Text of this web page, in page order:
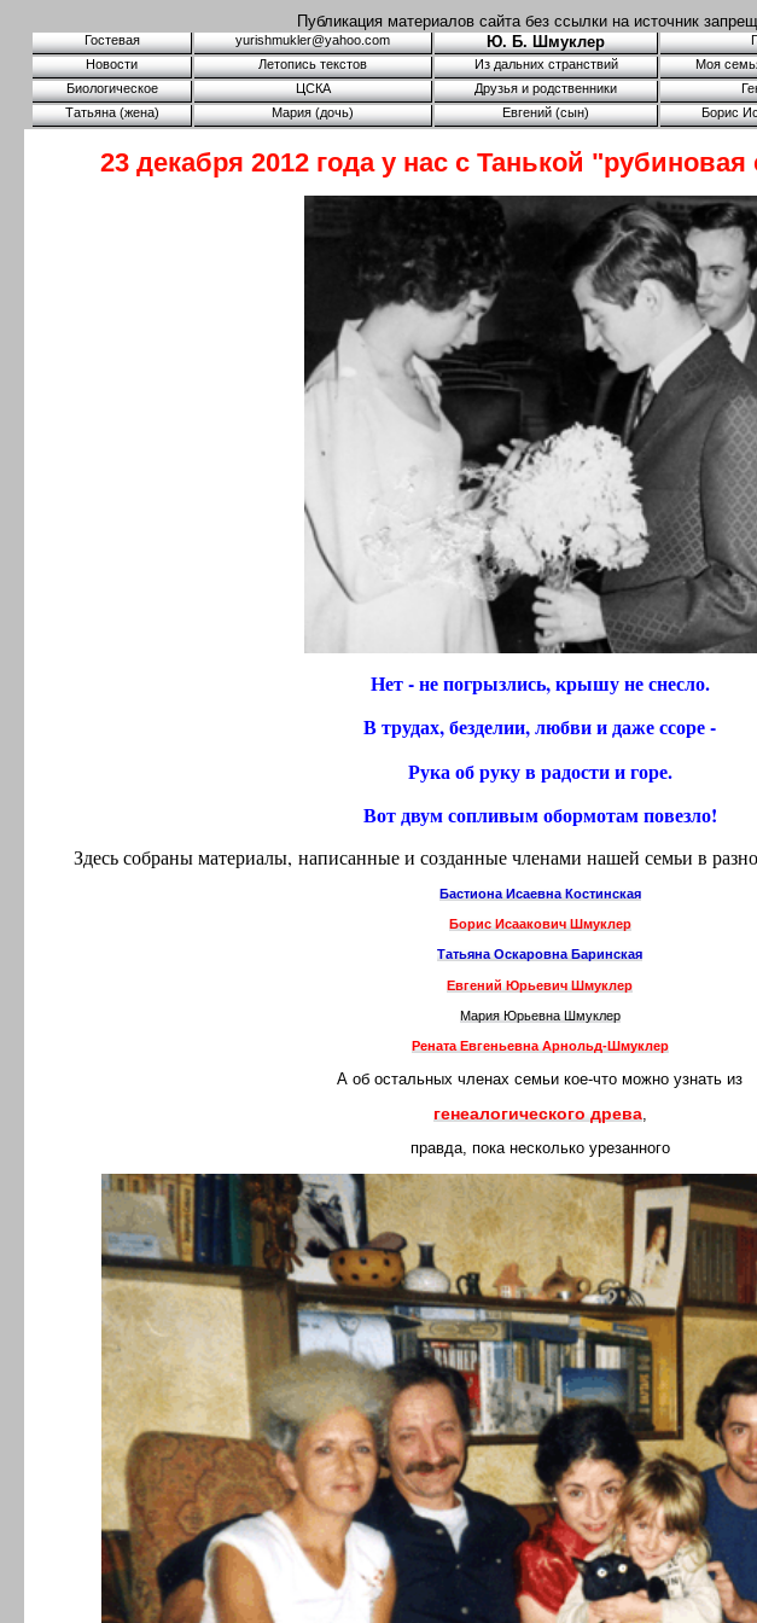
Публикация материалов сайта без ссылки на источник
Гостевая yurishmukler@yahoo.com Ю. Б. Шмуклер
Новости
Летопись текстов Из дальних странствий Моя
Биологическое
ЦСКА Друзья и родственники
Татьяна (жена)
Мария (дочь) Евгений (сын) Борис
23 декабря 2012 года у нас с Танькой
Нет - не погрызлись, крышу не снесло.
В трудах, безделии, любви и даже ссоре -
Рука об руку в радости и горе.
Вот двум сопливым обормотам повезло!
Здесь собраны материалы, написанные и созданные членами нашей семьи в
Бастиона Исаевна Костинская
Борис Исаакович Шмуклер
Татьяна Оскаровна Баринская
Евгений Юрьевич Шмуклер
Мария Юрьевна Шмуклер
Рената Евгеньевна Арнольд-Шмуклер
А об остальных членах семьи кое-что можно узнать из
генеалогического древа,
правда, пока несколько урезанного